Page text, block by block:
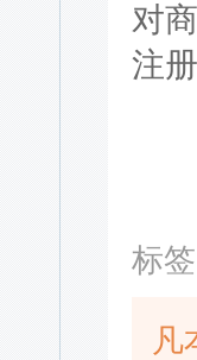
对
注
标签
凡